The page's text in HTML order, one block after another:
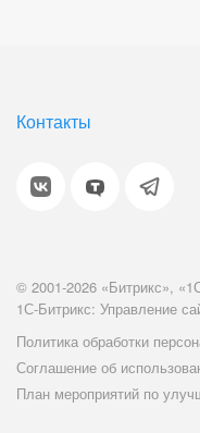
Контакты
© 2001-2026 «Битрикс»,
1С-Битрикс: Управление
Политика обработки
Соглашение об
План мероприятий по